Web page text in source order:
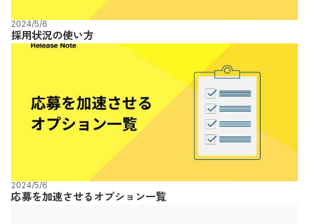
2024/5/6
採用状況の使い方
2024/5/6
応募を加速させるオプション一覧